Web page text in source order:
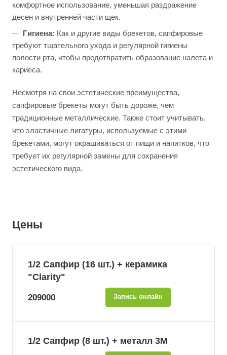
комфортное использование, уменьшая раздражение
десен и внутренней части щек.
Гигиена: Как и другие виды брекетов, сапфировые
требуют тщательного ухода и регулярной гигиены
полости рта, чтобы предотвратить образование налета и
кариеса.
Несмотря на свои эстетические преимущества,
сапфировые брекеты могут быть дороже, чем
традиционные металлические. Также стоит учитывать,
что эластичные лигатуры, используемые с этими
брекетами, могут окрашиваться от пищи и напитков, что
требует их регулярной замены для сохранения
эстетического вида.
Цены
1/2 Сапфир (16 шт.) + керамика
"Clarity"
209000 Запись онлайн
1/2 Сапфир (8 шт.) + металл 3М